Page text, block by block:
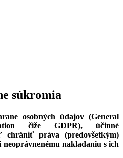
súkromia
osobných údajov (General
čiže GDPR), účinné
práva (predovšetkým)
nakladaniu s ich